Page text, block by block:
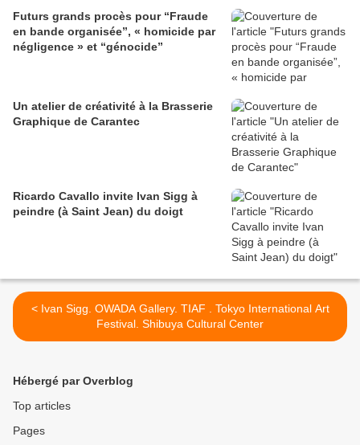
Futurs grands procès pour “Fraude
en bande organisée”, « homicide par
négligence » et “génocide”
Un atelier de créativité à la Brasserie
Graphique de Carantec
Ricardo Cavallo invite Ivan Sigg à
peindre (à Saint Jean) du doigt
< Ivan Sigg. OWADA Gallery. TIAF . Tokyo International Art
Festival. Shibuya Cultural Center
Hébergé par Overblog
Top articles
Pages